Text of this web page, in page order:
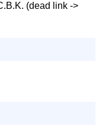
(dead link ->